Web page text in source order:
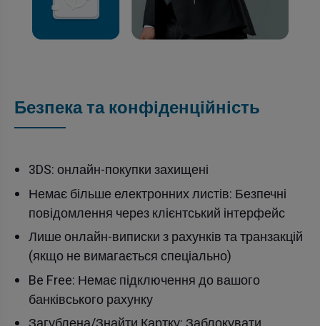
Безпека та конфіденційність
3DS: онлайн-покупки захищені
Немає більше електронних листів: Безпечні
повідомлення через клієнтський інтерфейс
Лише онлайн-виписки з рахунків та транзакцій
(якщо не вимагається спеціально)
Be Free: Немає підключення до вашого
банківського рахунку